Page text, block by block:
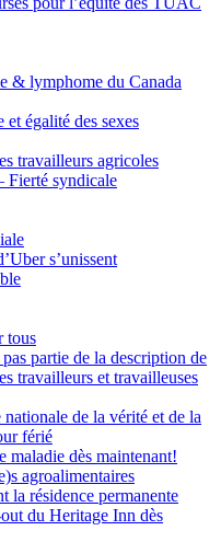
& lymphome du Canada
égalité des sexes
travailleurs agricoles
Fierté syndicale
s’unissent
tous
partie de la description de
travailleurs et travailleuses
nationale de la vérité et de la
férié
maladie dès maintenant!
agroalimentaires
la résidence permanente
du Heritage Inn dès